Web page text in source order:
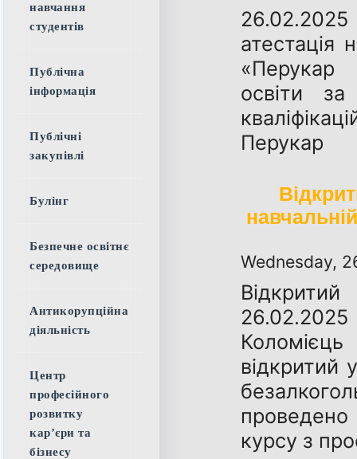
26.02.2025
атестація
«Перукар
освіти за
Перукар
Wednesday,
відкритий
курсу з
навчання
студентів
Публічна
інформація
Публічні
закупівлі
Булінг
Безпечне освітнє
середовище
Антикорупційна
діяльність
Центр
професійного
розвитку
кар’єри та
бізнесу